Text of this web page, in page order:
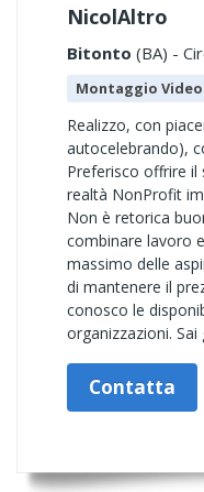
NicolAltro
Bitonto (BA) -
Montaggio Video
Realizzo, con
autocelebrando),
Preferisco offrire il
realtà NonProfit
Non è retorica
combinare lavoro
massimo delle
di mantenere il
conosco le
organizzazioni. Sai
Contatta